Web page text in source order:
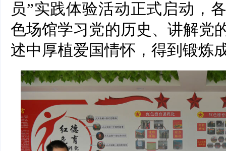
员”实践体验活动正式启动，
色场馆学习党的历史、讲解党
述中厚植爱国情怀，得到锻炼